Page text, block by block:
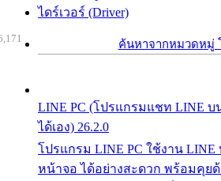
ไดร์เวอร์ (Driver)
ค้นหาจากหมวดหมู่
LINE PC (โปรแกรมแชท LINE
ได้เอง) 26.2.0
โปรแกรม LINE PC ใช้งาน
หน้าจอ ได้อย่างสะดวก พร้อมคุยด้